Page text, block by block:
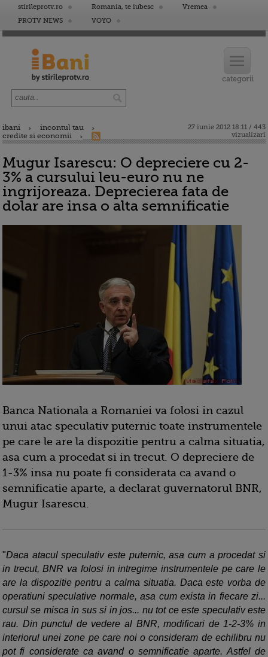
stirileprotv.ro Romania, te iubesc
Vremea
PROTV NEWS
VOYO
ibani
incontul tau
credite si economii
27 iunie 2012 18:11 / 443
vizualizari
Mugur Isarescu: O depreciere cu 2-
3% a cursului leu-euro nu ne
ingrijoreaza. Deprecierea fata de
dolar are insa o alta semnificatie
Banca Nationala a Romaniei va folosi in cazul
unui atac speculativ puternic toate instrumentele
pe care le are la dispozitie pentru a calma situatia,
asa cum a procedat si in trecut. O depreciere de
1-3% insa nu poate fi considerata ca avand o
semnificatie aparte, a declarat guvernatorul BNR,
Mugur Isarescu.
"Daca atacul speculativ este puternic, asa cum a procedat si
in trecut, BNR va folosi in intregime instrumentele pe care le
are la dispozitie pentru a calma situatia. Daca este vorba de
operatiuni speculative normale, asa cum exista in fiecare zi...
cursul se misca in sus si in jos... nu tot ce este speculativ este
rau. Din punctul de vedere al BNR, modificari de 1-2-3% in
interiorul unei zone pe care noi o consideram de echilibru nu
pot fi considerate ca avand o semnificatie aparte. Astfel de